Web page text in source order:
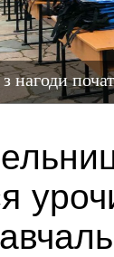
нагоди